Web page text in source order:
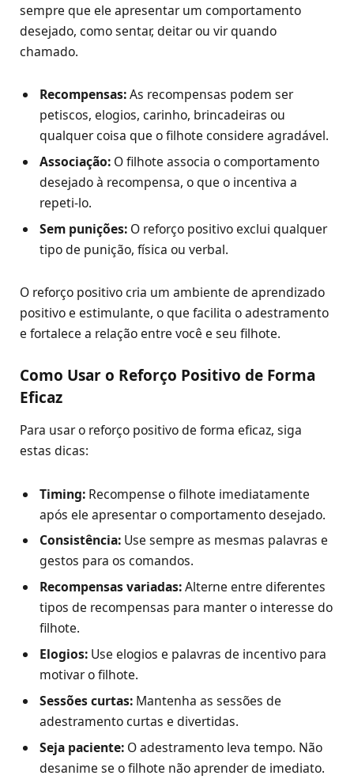
sempre que ele apresentar um comportamento
desejado, como sentar, deitar ou vir quando
chamado.
Recompensas:As recompensas podem ser
petiscos, elogios, carinho, brincadeiras ou
qualquer coisa que o filhote considere agradável.
Associação: O filhote associa o comportamento
desejado à recompensa, o que o incentiva a
repeti-lo.
Sem punições: O reforço positivo exclui qualquer
tipo de punição, física ou verbal.
O reforço positivo cria um ambiente de aprendizado
positivo e estimulante, o que facilita o adestramento
e fortalece a relação entre você e seu filhote.
Como Usar o Reforço Positivo de Forma
Eficaz
Para usar o reforço positivo de forma eficaz, siga
estas dicas:
Timing: Recompense o filhote imediatamente
após ele apresentar o comportamento desejado.
Consistência: Use sempre as mesmas palavras e
gestos para os comandos.
Recompensas variadas:Alterne entre diferentes
tipos de recompensas para manter o interesse do
filhote.
Elogios: Use elogios e palavras de incentivo para
motivar o filhote.
Sessões curtas: Mantenha as sessões de
adestramento curtas e divertidas.
Seja paciente: O adestramento leva tempo. Não
desanime se o filhote não aprender de imediato.